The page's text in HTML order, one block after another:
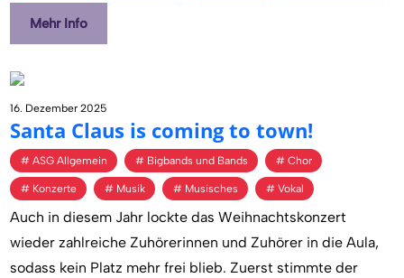
Mehr Info
16. Dezember 2025
Santa Claus is co­ming to town!
ASG Allgemein Bigbands und Bands Chor
Konzerte Musik Musisches Vokal
Auch in diesem Jahr lockte das Weihnachtskonzert
wieder zahlreiche Zuhörerinnen und Zuhörer in die Aula,
sodass kein Platz mehr frei blieb. Zuerst stimmte der